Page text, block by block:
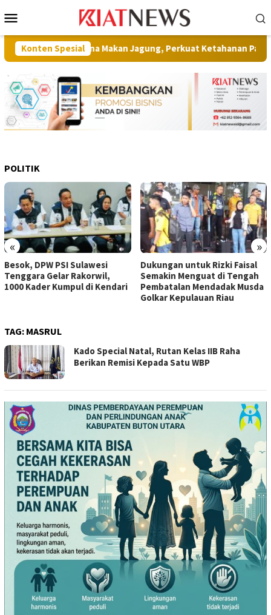
ke
Mobile
Konten Spesial
Muna Makan Jagung, Perkuat Ketahanan Pangan
POLITIK
« »
Dukungan untuk Rizki Faisal
Semakin Menguat di Tengah
Pembatalan Mendadak Musda
Perayaan HUT Ke-24 Partai
Demokrat, DPC Muna Gelar
Syukuran dan Pertemuan
Antar Kader
TAG: MASRUL
Kado Special Natal, Rutan Kelas IIB Raha
Berikan Remisi Kepada Satu WBP